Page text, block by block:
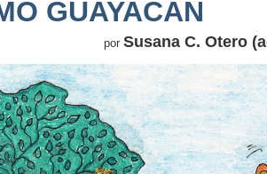
GUAYACÁN
por Susana C. Otero